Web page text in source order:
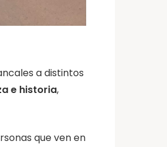
a distintos
e historia,
que ven en